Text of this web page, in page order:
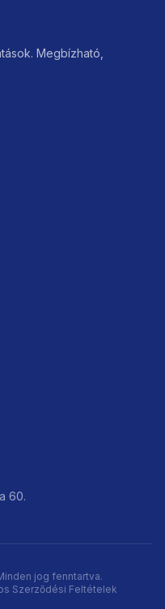
Megbízható,
60.
jog fenntartva.
Szerződési Feltételek